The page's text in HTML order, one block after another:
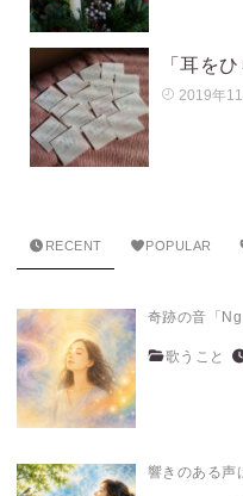
「耳を
2019年
RECENT POPULAR
奇跡の音「Ng
歌うこと
響きのある声